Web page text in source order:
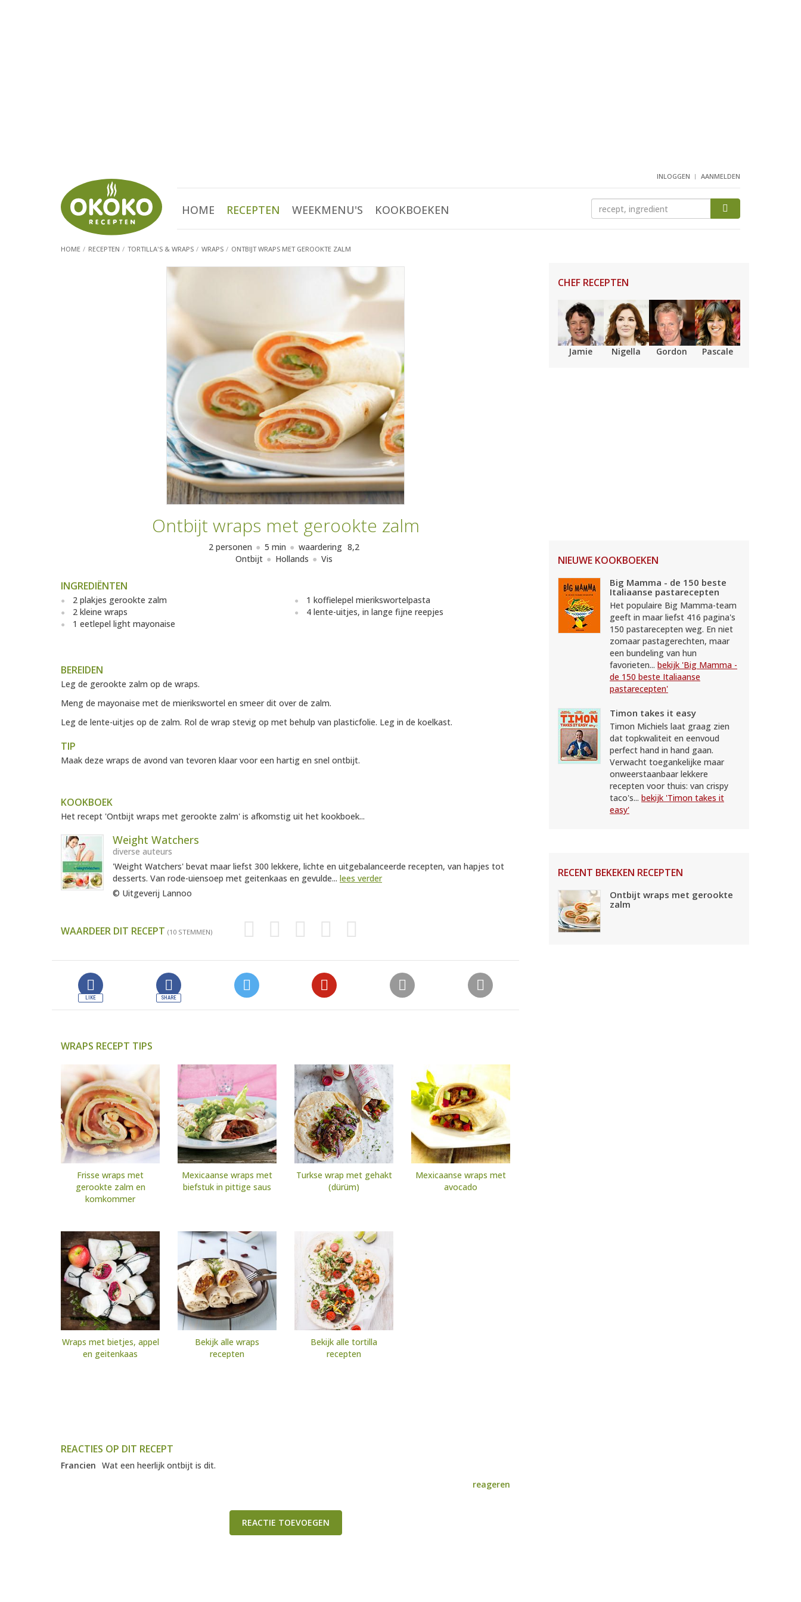
INLOGGEN AANMELDEN
HOME RECEPTEN WEEKMENU'S KOOKBOEKEN
HOME RECEPTEN TORTILLA'S & WRAPS WRAPS ONTBIJT WRAPS MET GEROOKTE ZALM
Ontbijt wraps met gerookte zalm
2 personen 5 min waardering 8,2
Ontbijt
Hollands Vis
INGREDIËNTEN
2 plakjes gerookte zalm
2 kleine wraps
1 eetlepel light mayonaise
1 koffielepel mierikswortelpasta
4 lente-uitjes, in lange fijne reepjes
BEREIDEN
Leg de gerookte zalm op de wraps.
Meng de mayonaise met de mierikswortel en smeer dit over de zalm.
Leg de lente-uitjes op de zalm. Rol de wrap stevig op met behulp van plasticfolie. Leg in de koelkast.
TIP
Maak deze wraps de avond van tevoren klaar voor een hartig en snel ontbijt.
KOOKBOEK
Het recept 'Ontbijt wraps met gerookte zalm' is afkomstig uit het kookboek...
Weight Watchers
diverse auteurs
'Weight Watchers' bevat maar liefst 300 lekkere, lichte en uitgebalanceerde recepten, van hapjes tot
desserts. Van rode-uiensoep met geitenkaas en gevulde... lees verder
© Uitgeverij Lannoo
WAARDEER DIT RECEPT (10 STEMMEN)
WRAPS RECEPT TIPS
Frisse wraps met
gerookte zalm en
komkommer
Mexicaanse wraps met
biefstuk in pittige saus
Turkse wrap met gehakt
(dürüm)
Mexicaanse wraps met
avocado
Wraps met bietjes, appel
en geitenkaas
Bekijk alle wraps
recepten
Bekijk alle tortilla
recepten
REACTIES OP DIT RECEPT
Francien Wat een heerlijk ontbijt is dit.
reageren
REACTIE TOEVOEGEN
CHEF RECEPTEN
Jamie Nigella Gordon Pascale
NIEUWE KOOKBOEKEN
Big Mamma - de 150 beste
Italiaanse pastarecepten
Het populaire Big Mamma-team
geeft in maar liefst 416 pagina's
150 pastarecepten weg. En niet
zomaar pastagerechten, maar
een bundeling van hun
favorieten... bekijk 'Big Mamma -
de 150 beste Italiaanse
pastarecepten'
Timon takes it easy
Timon Michiels laat graag zien
dat topkwaliteit en eenvoud
perfect hand in hand gaan.
Verwacht toegankelijke maar
onweerstaanbaar lekkere
recepten voor thuis: van crispy
taco's... bekijk 'Timon takes it
easy'
RECENT BEKEKEN RECEPTEN
Ontbijt wraps met gerookte
zalm